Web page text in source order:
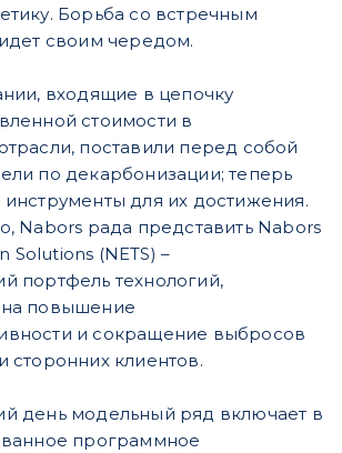
Борьба со встречным
своим чередом.
входящие в цепочку
стоимости в
поставили перед собой
по декарбонизации; теперь
для их достижения.
Nabors рада представить Nabors
Solutions (NETS) –
портфель технологий,
повышение
и сокращение выбросов
сторонних клиентов.
день модельный ряд включает в
программное